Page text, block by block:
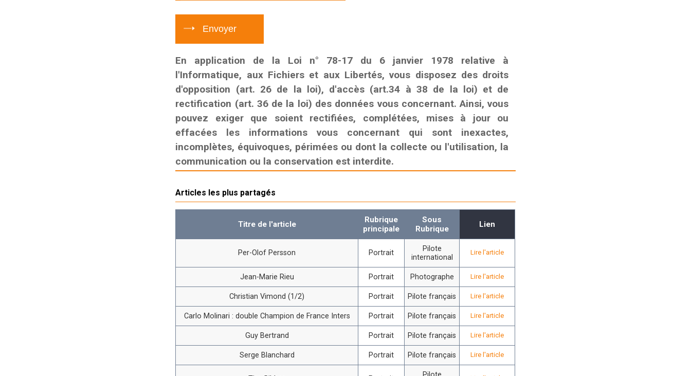
En application de la Loi n° 78-17 du 6 janvier 1978 relative à
l'Informatique, aux Fichiers et aux Libertés, vous disposez des droits
d'opposition (art. 26 de la loi), d'accès (art.34 à 38 de la loi) et de
rectification (art. 36 de la loi) des données vous concernant. Ainsi, vous
pouvez exiger que soient rectifiées, complétées, mises à jour ou
effacées les informations vous concernant qui sont inexactes,
incomplètes, équivoques, périmées ou dont la collecte ou l'utilisation, la
communication ou la conservation est interdite.
Articles les plus partagés
Titre de l'article
Rubrique
principale
Sous
Rubrique
Lien
Per-Olof Persson Portrait
Pilote
international
Lire l'article
Jean-Marie Rieu Portrait Photographe Lire l'article
Christian Vimond (1/2) Portrait Pilote français Lire l'article
Carlo Molinari : double Champion de France Inters Portrait Pilote français Lire l'article
Guy Bertrand Portrait Pilote français Lire l'article
Serge Blanchard Portrait Pilote français Lire l'article